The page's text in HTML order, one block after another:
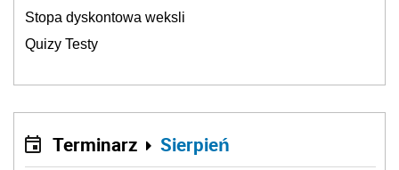
Stopa dyskontowa weksli
Quizy Testy
Terminarz Sierpień